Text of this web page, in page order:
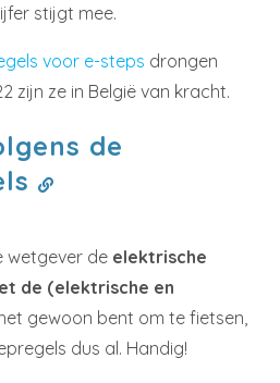
stijgt mee.
voor e-steps drongen
zijn ze in België van kracht.
de
wetgever de elektrische
de (elektrische en
gewoon bent om te fietsen,
dus al. Handig!